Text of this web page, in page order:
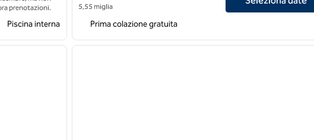
prenotazioni.
Piscina interna
5,55 miglia
Prima colazione gratuita
immagine successiva
1 di 12